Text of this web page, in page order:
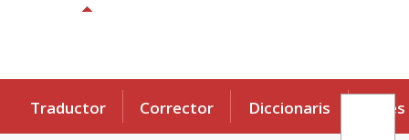
Traductor Corrector Diccionaris Eines